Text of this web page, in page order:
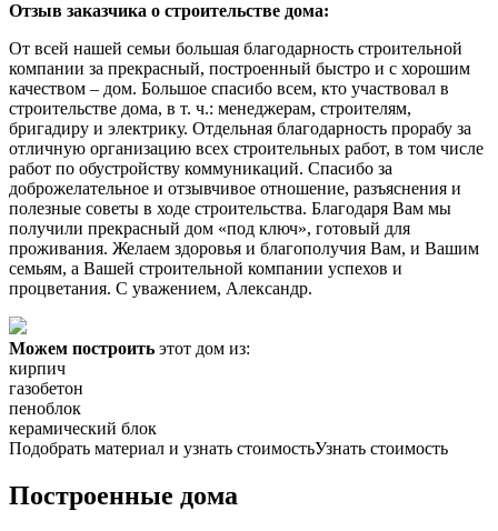
Отзыв заказчика о строительстве дома:
От всей нашей семьи большая благодарность строительной
компании за прекрасный, построенный быстро и с хорошим
качеством – дом. Большое спасибо всем, кто участвовал в
строительстве дома, в т. ч.: менеджерам, строителям,
бригадиру и электрику. Отдельная благодарность прорабу за
отличную организацию всех строительных работ, в том числе
работ по обустройству коммуникаций. Спасибо за
доброжелательное и отзывчивое отношение, разъяснения и
полезные советы в ходе строительства. Благодаря Вам мы
получили прекрасный дом «под ключ», готовый для
проживания. Желаем здоровья и благополучия Вам, и Вашим
семьям, а Вашей строительной компании успехов и
процветания. С уважением, Александр.
Можем построить этот дом из:
кирпич
газобетон
пеноблок
керамический блок
Подобрать материал и узнать стоимостьУзнать стоимость
Построенные дома